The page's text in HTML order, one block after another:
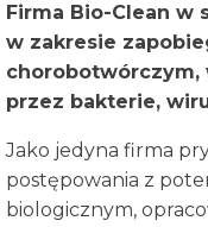
Firma Bio-Clean w
w zakresie
chorobotwórczym,
przez bakterie,
Jako jedyna firma
postępowania z
biologicznym,